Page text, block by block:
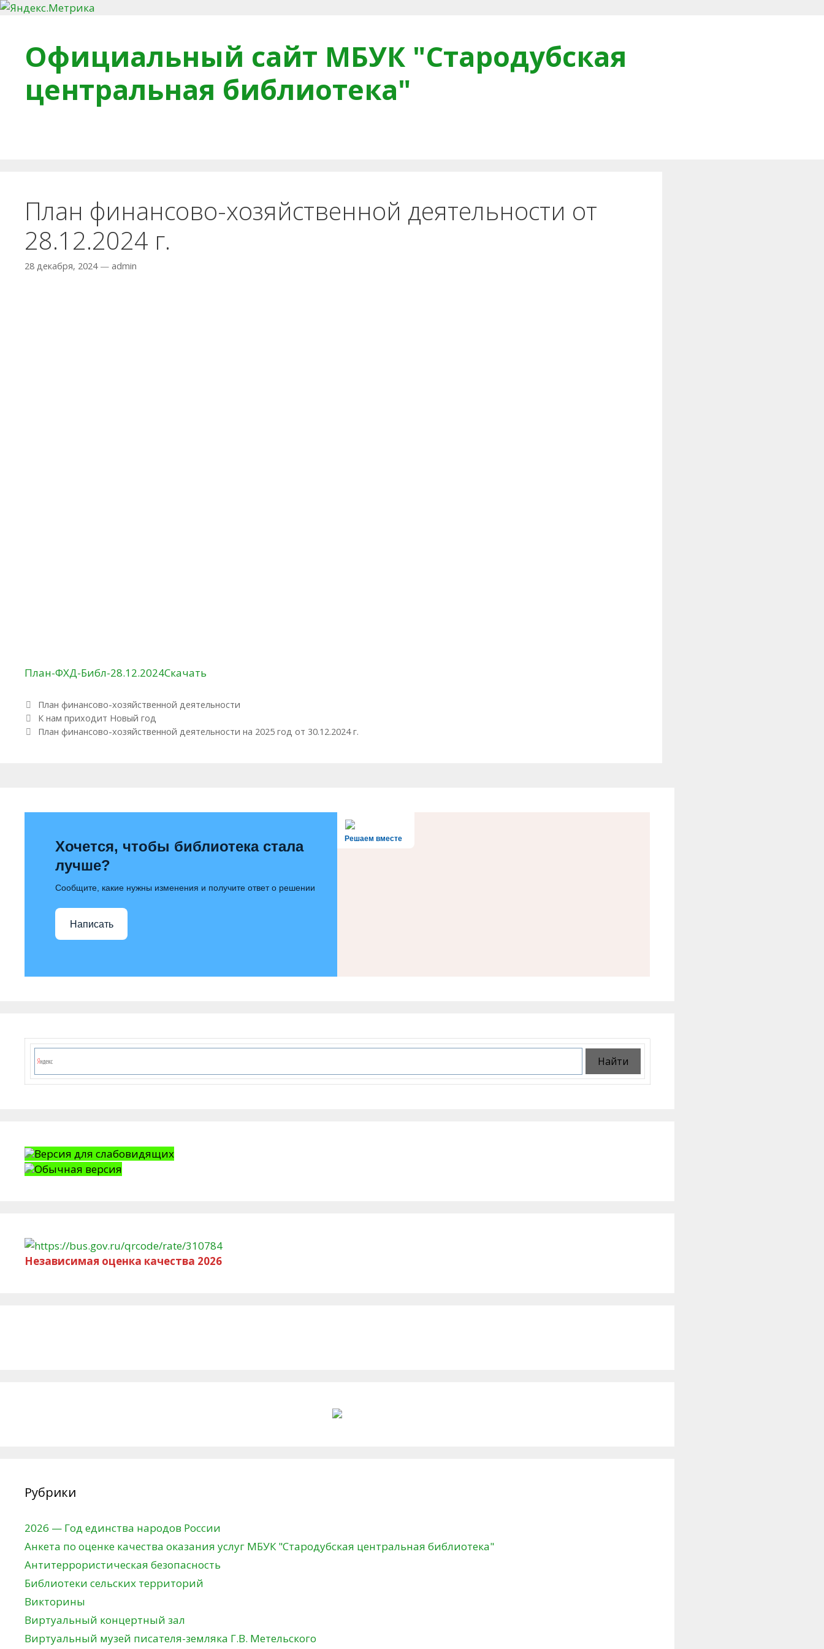
Официальный сайт МБУК "Стародубская
центральная библиотека"
План финансово-хозяйственной деятельности от
28.12.2024 г.
28 декабря, 2024 — admin
План-ФХД-Библ-28.12.2024Скачать
Рубрики
План финансово-хозяйственной деятельности
Навигация по записям
К нам приходит Новый год
План финансово-хозяйственной деятельности на 2025 год от 30.12.2024 г.
Решаем вместе
Хочется, чтобы библиотека стала
лучше?
Сообщите, какие нужны изменения и получите ответ о решении
Написать
Версия для слабовидящих
Обычная версия
Независимая оценка качества 2026
Рубрики
2026 — Год единства народов России
Анкета по оценке качества оказания услуг МБУК "Стародубская центральная библиотека"
Антитеррористическая безопасность
Библиотеки сельских территорий
Викторины
Виртуальный концертный зал
Виртуальный музей писателя-земляка Г.В. Метельского